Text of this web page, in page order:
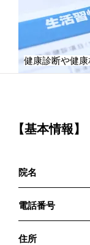
健康診断や健康
【基本情報】
院名
電話番号
住所